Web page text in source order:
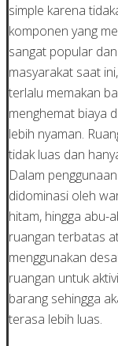
simple karena
komponen yang
sangat popular
masyarakat saat
terlalu memakan
menghemat biaya
lebih nyaman.
tidak luas dan
Dalam
didominasi oleh
hitam, hingga abu-
ruangan terbatas
menggunakan
ruangan untuk
barang sehingga
terasa lebih luas.